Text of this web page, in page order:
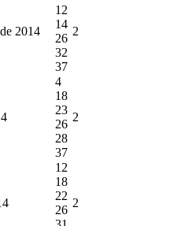
2014
12
14
26
32
37
2
4
18
23
26
28
37
2
12
18
22
26
2